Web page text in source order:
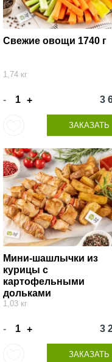
Свежие овощи 1740 г
1,74 кг
- + 3
ЗАКАЗАТЬ
Мини-шашлычки из
курицы с
картофельными
дольками
1,03 кг
- + 3
ЗАКАЗАТЬ